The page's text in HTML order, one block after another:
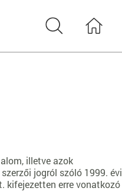
illetve azok
jogról szóló 1999. évi
kifejezetten erre vonatkozó